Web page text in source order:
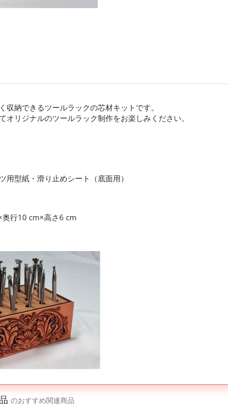
収納できるツールラックの芯材キットです。
オリジナルのツールラック制作をお楽しみください。
用型紙・滑り止めシート（底面用）
行10 cm×高さ6 cm
のおすすめ関連商品